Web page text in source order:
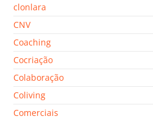
clonlara
CNV
Coaching
Cocriação
Colaboração
Coliving
Comerciais